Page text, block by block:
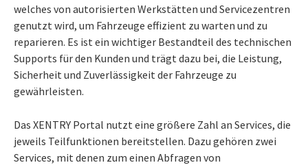
welches von autorisierten Werkstätten und Servicezentren
genutzt wird, um Fahrzeuge effizient zu warten und zu
reparieren. Es ist ein wichtiger Bestandteil des technischen
Supports für den Kunden und trägt dazu bei, die Leistung,
Sicherheit und Zuverlässigkeit der Fahrzeuge zu
gewährleisten.
Das XENTRY Portal nutzt eine größere Zahl an Services, die
jeweils Teilfunktionen bereitstellen. Dazu gehören zwei
Services, mit denen zum einen Abfragen von